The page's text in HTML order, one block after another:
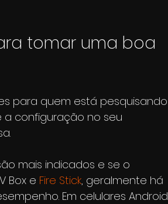
tomar uma boa
para quem está pesquisando
a configuração no seu
mais indicados e se o
Box e Fire Stick, geralmente há
Em celulares Android